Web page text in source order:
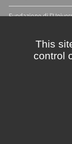
Fundazione di
Crédits et mentions
This
control